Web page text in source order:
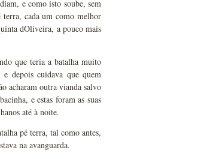
e como isto soube, sem
terra, cada um como melhor
dOliveira, a pouco mais
que teria a batalha muito
e depois cuidava que quem
acharam outra vianda salvo
e estas foram as suas
até à noite.
pé terra, tal como antes,
na avanguarda.